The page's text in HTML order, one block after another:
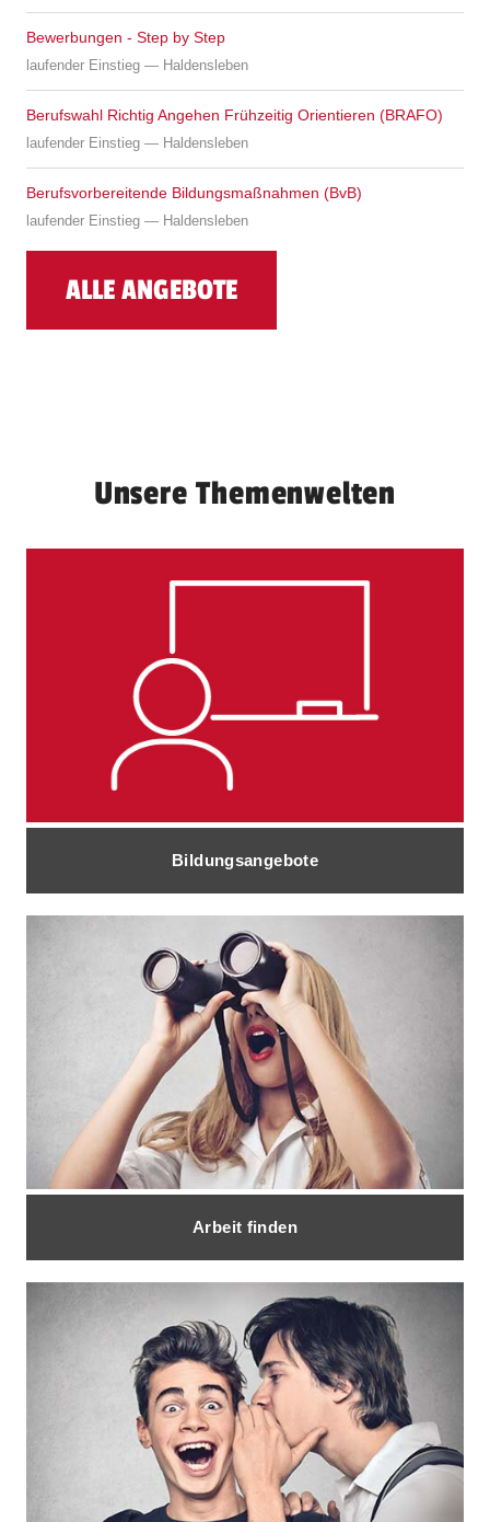
Bewerbungen - Step by Step
laufender Einstieg — Haldensleben
Berufswahl Richtig Angehen Frühzeitig Orientieren (BRAFO)
laufender Einstieg — Haldensleben
Berufsvorbereitende Bildungsmaßnahmen (BvB)
laufender Einstieg — Haldensleben
ALLE ANGEBOTE
Unsere Themenwelten
Bildungsangebote
Arbeit finden